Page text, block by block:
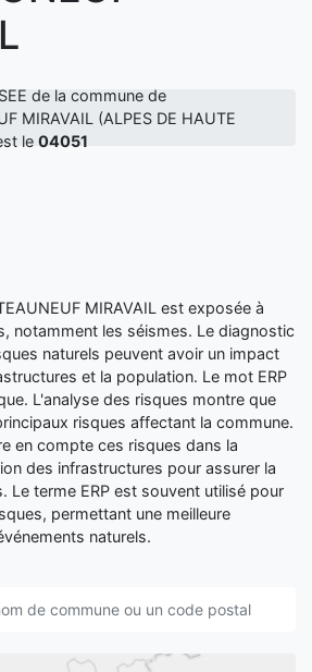
de la commune de
MIRAVAIL (ALPES DE HAUTE
le 04051
MIRAVAIL est exposée à
notamment les séismes. Le diagnostic
naturels peuvent avoir un impact
et la population. Le mot ERP
L'analyse des risques montre que
risques affectant la commune.
en compte ces risques dans la
des infrastructures pour assurer la
Le terme ERP est souvent utilisé pour
permettant une meilleure
naturels.